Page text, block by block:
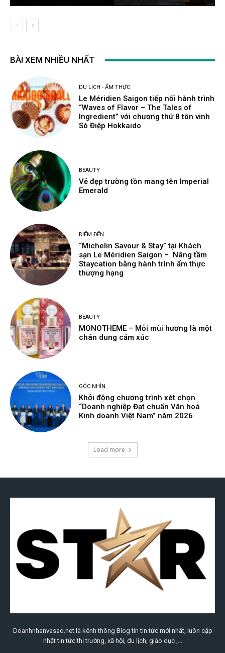
Doanhnhanvasao.net là kênh thông Blog tin tin tức mới nhất, luôn cập
nhật tin tức thị trường, xã hội, du lịch, giáo dục ,...